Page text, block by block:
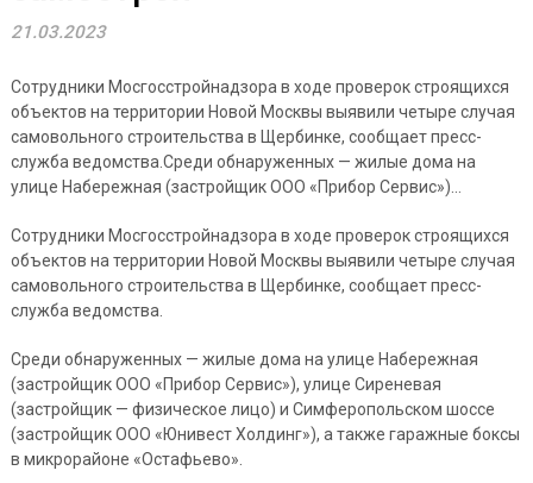
21.03.2023
Сотрудники Мосгосстройнадзора в ходе проверок строящихся
объектов на территории Новой Москвы выявили четыре случая
самовольного строительства в Щербинке, сообщает пресс-
служба ведомства.Среди обнаруженных — жилые дома на
улице Набережная (застройщик ООО «Прибор Сервис»)…
Сотрудники Мосгосстройнадзора в ходе проверок строящихся
объектов на территории Новой Москвы выявили четыре случая
самовольного строительства в Щербинке, сообщает пресс-
служба ведомства.
Среди обнаруженных — жилые дома на улице Набережная
(застройщик ООО «Прибор Сервис»), улице Сиреневая
(застройщик — физическое лицо) и Симферопольском шоссе
(застройщик ООО «Юнивест Холдинг»), а также гаражные боксы
в микрорайоне «Остафьево».